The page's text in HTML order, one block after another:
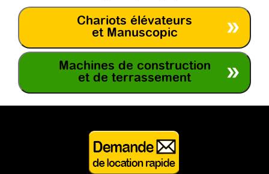
Chariots élévateurs
et Manuscopic
Machines de construction
et de terrassement